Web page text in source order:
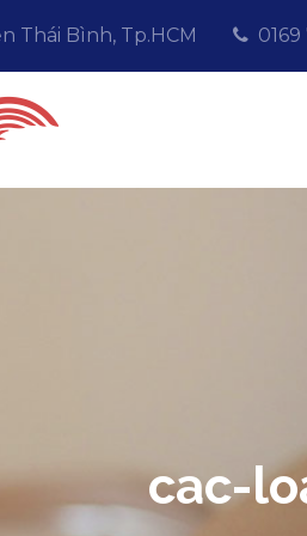
Thái Bình, Tp.HCM 0169
cac-